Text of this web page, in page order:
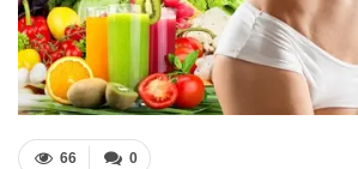
0
66